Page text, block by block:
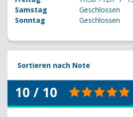
Samstag
Geschlossen
Sonntag
Geschlossen
Sortieren nach Note
10 / 10